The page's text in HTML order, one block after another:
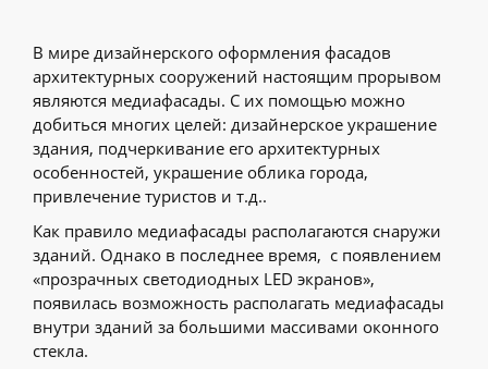
В мире дизайнерского оформления фасадов
архитектурных сооружений настоящим прорывом
являются медиафасады. С их помощью можно
добиться многих целей: дизайнерское украшение
здания, подчеркивание его архитектурных
особенностей, украшение облика города,
привлечение туристов и т.д..
Как правило медиафасады располагаются снаружи
зданий. Однако в последнее время, с появлением
«прозрачных светодиодных LED экранов»,
появилась возможность располагать медиафасады
внутри зданий за большими массивами оконного
стекла.